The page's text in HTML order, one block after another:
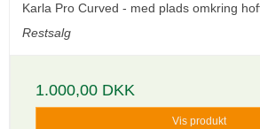
Karla Pro Curved - med plads omkring
Restsalg
1.000,00 DKK
Vis produkt